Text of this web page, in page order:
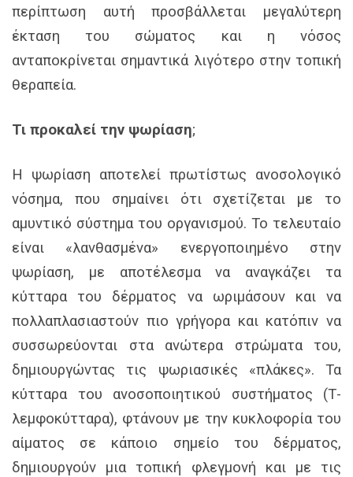
περίπτωση αυτή προσβάλλεται μεγαλύτερη
έκταση του σώματος και η νόσος
ανταποκρίνεται σημαντικά λιγότερο στην τοπική
θεραπεία.
Τι προκαλεί την ψωρίαση;
Η ψωρίαση αποτελεί πρωτίστως ανοσολογικό
νόσημα, που σημαίνει ότι σχετίζεται με το
αμυντικό σύστημα του οργανισμού. Το τελευταίο
είναι «λανθασμένα» ενεργοποιημένο στην
ψωρίαση, με αποτέλεσμα να αναγκάζει τα
κύτταρα του δέρματος να ωριμάσουν και να
πολλαπλασιαστούν πιο γρήγορα και κατόπιν να
συσσωρεύονται στα ανώτερα στρώματα του,
δημιουργώντας τις ψωριασικές «πλάκες». Τα
κύτταρα του ανοσοποιητικού συστήματος (Τ-
λεμφοκύτταρα), φτάνουν με την κυκλοφορία του
αίματος σε κάποιο σημείο του δέρματος,
δημιουργούν μια τοπική φλεγμονή και με τις